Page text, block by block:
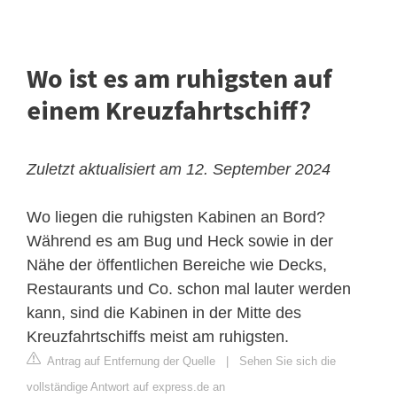
Wo ist es am ruhigsten auf
einem Kreuzfahrtschiff?
Zuletzt aktualisiert am 12. September 2024
Wo liegen die ruhigsten Kabinen an Bord?
Während es am Bug und Heck sowie in der
Nähe der öffentlichen Bereiche wie Decks,
Restaurants und Co. schon mal lauter werden
kann, sind die Kabinen in der Mitte des
Kreuzfahrtschiffs meist am ruhigsten.
Antrag auf Entfernung der Quelle
Sehen Sie sich die
vollständige Antwort auf express.de an